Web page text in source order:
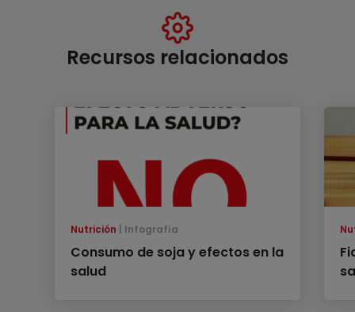
Recursos relacionados
Nutrición Infografía
Consumo de soja y efectos en la
salud